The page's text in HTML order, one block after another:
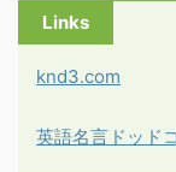
Links
knd3.com
英語名言ドッド